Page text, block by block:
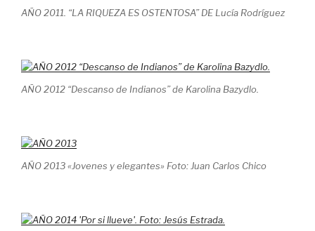
AÑO 2011. “LA RIQUEZA ES OSTENTOSA” DE Lucía Rodríguez
AÑO 2012 “Descanso de Indianos” de Karolina Bazydlo.
AÑO 2013 «Jovenes y elegantes» Foto: Juan Carlos Chico